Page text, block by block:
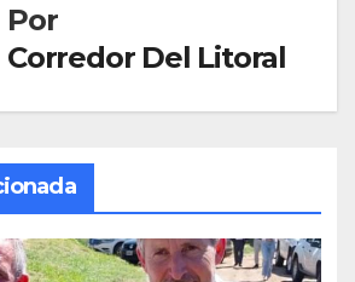
Por
Corredor Del Litoral